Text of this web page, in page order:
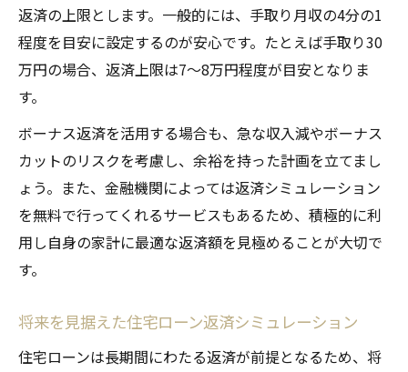
返済の上限とします。一般的には、手取り月収の4分の1
程度を目安に設定するのが安心です。たとえば手取り30
万円の場合、返済上限は7～8万円程度が目安となりま
す。
ボーナス返済を活用する場合も、急な収入減やボーナス
カットのリスクを考慮し、余裕を持った計画を立てまし
ょう。また、金融機関によっては返済シミュレーション
を無料で行ってくれるサービスもあるため、積極的に利
用し自身の家計に最適な返済額を見極めることが大切で
す。
将来を見据えた住宅ローン返済シミュレーション
住宅ローンは長期間にわたる返済が前提となるため、将